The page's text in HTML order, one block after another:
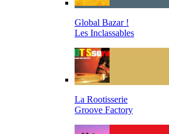
Global Bazar !
Les Inclassables
La Rootisserie
Groove Factory